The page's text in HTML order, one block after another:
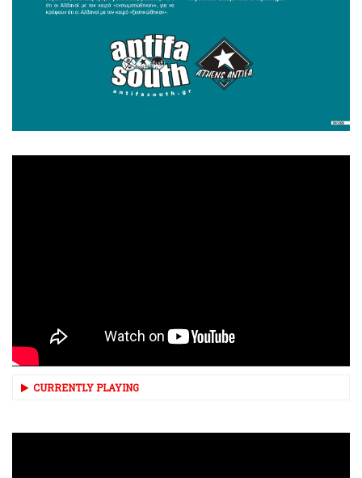
CURRENTLY PLAYING